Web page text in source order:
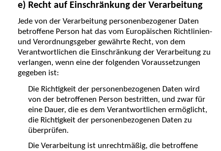
e) Recht auf Einschränkung der Verarbeitung
Jede von der Verarbeitung personenbezogener Daten
betroffene Person hat das vom Europäischen Richtlinien-
und Verordnungsgeber gewährte Recht, von dem
Verantwortlichen die Einschränkung der Verarbeitung zu
verlangen, wenn eine der folgenden Voraussetzungen
gegeben ist:
Die Richtigkeit der personenbezogenen Daten wird
von der betroffenen Person bestritten, und zwar für
eine Dauer, die es dem Verantwortlichen ermöglicht,
die Richtigkeit der personenbezogenen Daten zu
überprüfen.
Die Verarbeitung ist unrechtmäßig, die betroffene